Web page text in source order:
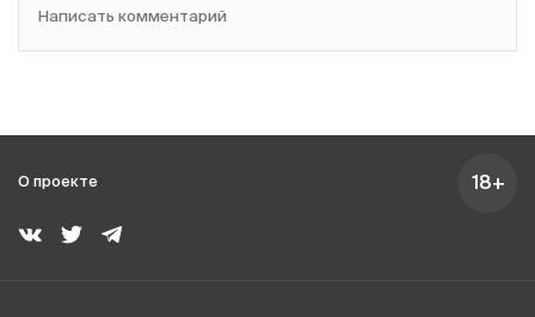
Написать комментарий
О проекте 18+